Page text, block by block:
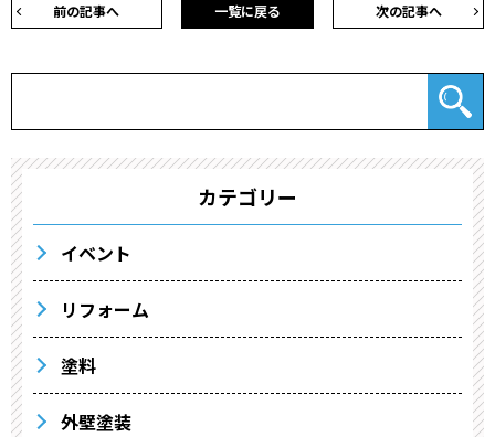
前の記事へ 次の記事へ
一覧に戻る
カテゴリー
イベント
リフォーム
塗料
外壁塗装